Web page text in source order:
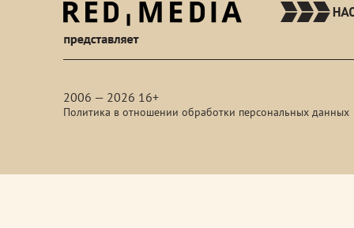
2006 — 2026 16+
Политика в отношении обработки персональных данных